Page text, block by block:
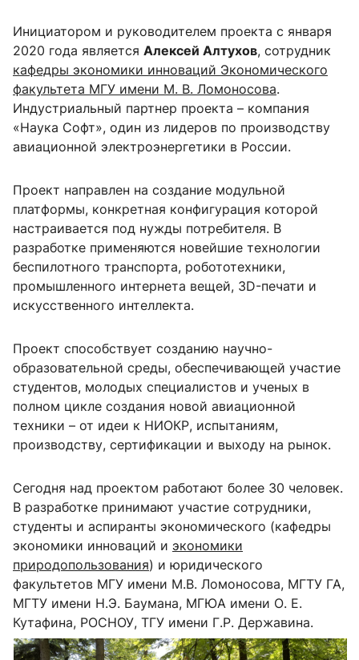
Инициатором и руководителем проекта с января
2020 года является Алексей Алтухов, сотрудник
кафедры экономики инноваций Экономического
факультета МГУ имени М. В. Ломоносова.
Индустриальный партнер проекта – компания
«Наука Софт», один из лидеров по производству
авиационной электроэнергетики в России.
Проект направлен на создание модульной
платформы, конкретная конфигурация которой
настраивается под нужды потребителя. В
разработке применяются новейшие технологии
беспилотного транспорта, робототехники,
промышленного интернета вещей, 3D-печати и
искусственного интеллекта.
Проект способствует созданию научно-
образовательной среды, обеспечивающей участие
студентов, молодых специалистов и ученых в
полном цикле создания новой авиационной
техники – от идеи к НИОКР, испытаниям,
производству, сертификации и выходу на рынок.
Сегодня над проектом работают более 30 человек.
В разработке принимают участие сотрудники,
студенты и аспиранты экономического (кафедры
экономики инноваций и экономики
природопользования) и юридического
факультетов МГУ имени М.В. Ломоносова, МГТУ ГА,
МГТУ имени Н.Э. Баумана, МГЮА имени О. Е.
Кутафина, РОСНОУ, ТГУ имени Г.Р. Державина.